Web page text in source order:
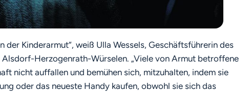
der Kinderarmut“, weiß Ulla Wessels, Geschäftsführerin des
Herzogenrath-Würselen. „Viele von Armut betroffene
nicht auffallen und bemühen sich, mitzuhalten, indem sie
oder das neueste Handy kaufen, obwohl sie sich das